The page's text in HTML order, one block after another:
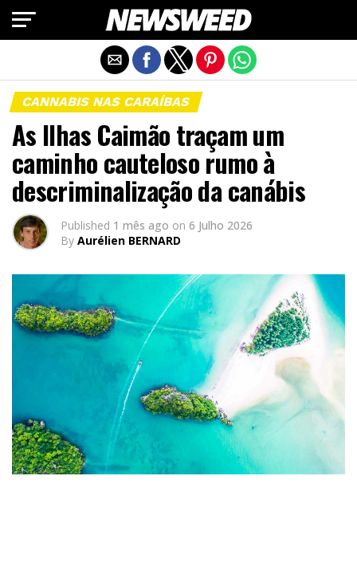
CANNABIS NAS CARAÍBAS
As Ilhas Caimão traçam um
caminho cauteloso rumo à
descriminalização da canábis
Published 1 mês ago on 6 Julho 2026
By Aurélien BERNARD
Exit mobile version